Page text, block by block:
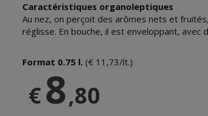
Caractéristiques organoleptiques
Au nez, on perçoit des arômes nets et
réglisse. En bouche, il est enveloppant,
Format 0.75 l. (€ 11,73/lt.)
€8,80